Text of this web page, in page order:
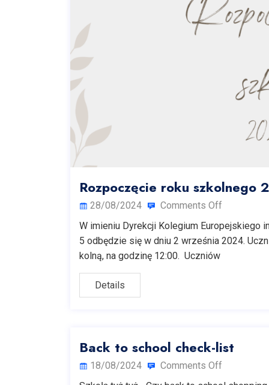
Rozpoczęcie roku
28/08/2024
Comments Off
W imieniu Dyrekcji Kolegium Europejskiego
5 odbędzie się w dniu 2 września 2024.
kolną, na godzinę 12:00. Uczniów
Details
Back to school check-list
18/08/2024
Comments Off